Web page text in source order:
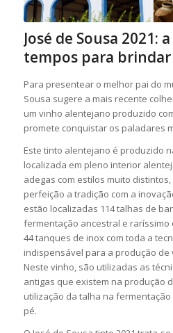
José de Sousa 2021:
tempos para brindar
Para presentear o melhor pai do
Sousa sugere a mais recente
um vinho alentejano produzido
promete conquistar os paladares
Este tinto alentejano é produzido
localizada em pleno interior
adegas com estilos muito
perfeição a tradição com a
estão localizadas 114 talhas de
fermentação ancestral e raríssimo
44 tanques de inox com toda a
indispensável para a produção de
Neste vinho, são utilizadas as
antigas que existem na produção
utilização da talha na
pé.